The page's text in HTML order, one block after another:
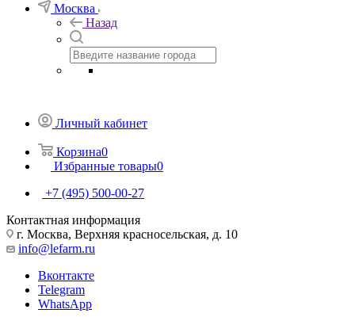
Москва
Назад
Личный кабинет
Корзина0
Избранные товары0
+7 (495) 500-00-27
Контактная информация
г. Москва, Верхняя красносельская, д. 10
info@lefarm.ru
Вконтакте
Telegram
WhatsApp